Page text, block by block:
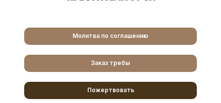
Молитва по соглашению
Заказ требы
Пожертвовать